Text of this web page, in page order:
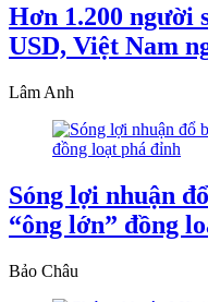
Hơn 1.200 người
USD, Việt Nam
Lâm Anh
Sóng lợi nhuận
“ông lớn” đồng
Bảo Châu